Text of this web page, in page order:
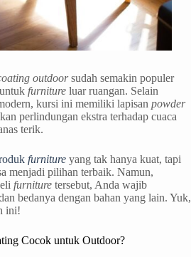
outdoorsudah semakin populer
furniture luar ruangan. Selain
kursi ini memiliki lapisan powder
perlindungan ekstra terhadap cuaca
terik.
furniture yang tak hanya kuat, tapi
menjadi pilihan terbaik. Namun,
furniture tersebut, Anda wajib
bedanya dengan bahan yang lain. Yuk,
ini!
Cocok untuk Outdoor?